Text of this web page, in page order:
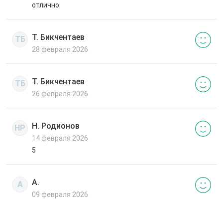
отлично
ТБ Т. Бикчентаев
28 февраля 2026
ТБ Т. Бикчентаев
26 февраля 2026
НР Н. Родионов
14 февраля 2026
5
А А.
09 февраля 2026